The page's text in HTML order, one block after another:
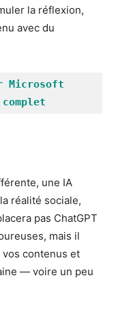
la réflexion,
avec du
Microsoft
une IA
réalité sociale,
pas ChatGPT
mais il
contenus et
— voire un peu